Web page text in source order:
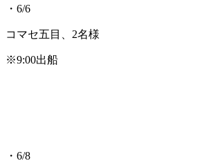
・6/6
コマセ五目、2名様
※9:00出船
・6/8